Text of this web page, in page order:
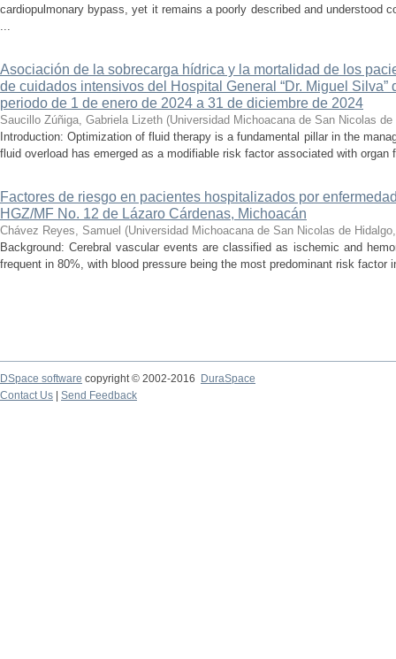
cardiopulmonary bypass, yet it remains a poorly described and understood
...
Asociación de la sobrecarga hídrica y la mortalidad de los
de cuidados intensivos del Hospital General “Dr. Miguel
periodo de 1 de enero de 2024 a 31 de diciembre de 2024
Saucillo Zúñiga, Gabriela Lizeth (Universidad Michoacana de San Nicolas de
Introduction: Optimization of fluid therapy is a fundamental pillar in the
fluid overload has emerged as a modifiable risk factor associated with organ
Factores de riesgo en pacientes hospitalizados por
HGZ/MF No. 12 de Lázaro Cárdenas, Michoacán
Chávez Reyes, Samuel (Universidad Michoacana de San Nicolas de Hidalgo
Background: Cerebral vascular events are classified as ischemic and
frequent in 80%, with blood pressure being the most predominant risk factor
DSpace software copyright © 2002-2016
DuraSpace
Contact Us
Send Feedback